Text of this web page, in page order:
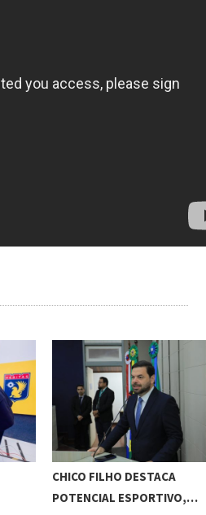
CHICO FILHO DESTACA
POTENCIAL ESPORTIVO,…